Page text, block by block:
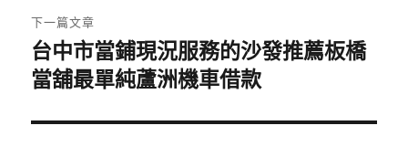
章:
下一篇文章
下
一
文
台中市當鋪現況服務的沙發推薦板橋
當舖最單純蘆洲機車借款